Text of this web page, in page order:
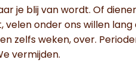
je blij van wordt. Of
velen onder ons willen lang
zelfs weken, over.
vermijden.